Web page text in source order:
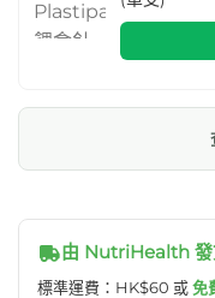
由 NutriHealth 發
標準運費：HK$60 或免